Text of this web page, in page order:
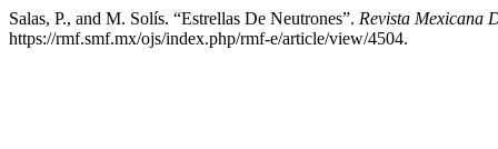
Salas, P., and M. Solís. “Estrellas De Neutrones”. Revista Mexicana
https://rmf.smf.mx/ojs/index.php/rmf-e/article/view/4504.